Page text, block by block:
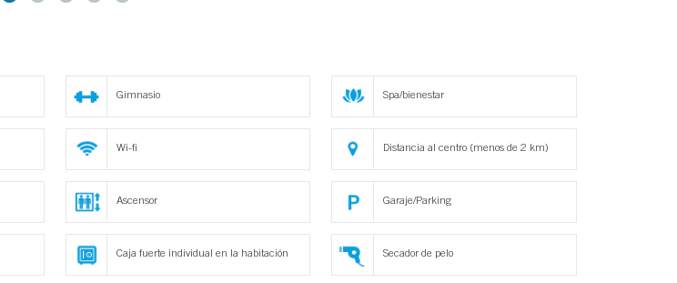
Gimnasio Spa/bienestar
Wi-fi Distancia al centro (menos de 2 km)
Ascensor Garaje/Parking
Caja fuerte individual en la habitación Secador de pelo